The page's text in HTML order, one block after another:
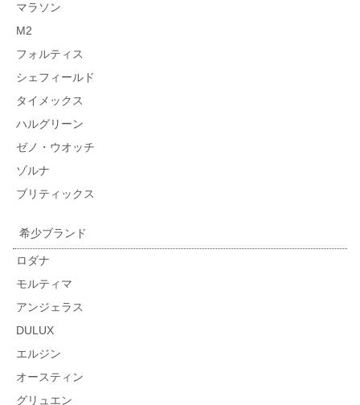
マラソン
M2
フォルティス
シェフィールド
タイメックス
ハルグリーン
ゼノ・ウオッチ
ゾルナ
ブリティックス
希少ブランド
ロダナ
モルティマ
アンジェラス
DULUX
エルジン
オースティン
グリュエン